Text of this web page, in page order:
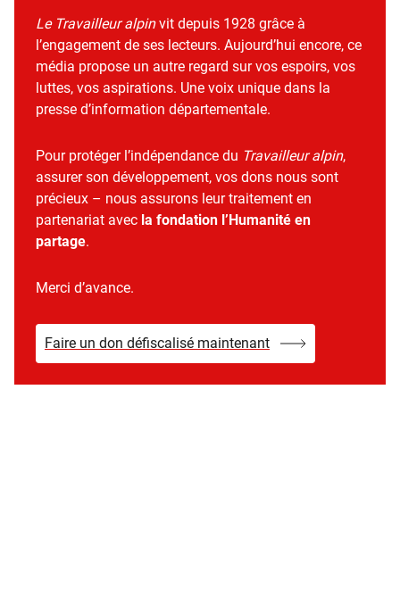
Le Travailleur alpinvit depuis 1928 grâce à
l’engagement de ses lecteurs. Aujourd’hui encore, ce
média propose un autre regard sur vos espoirs, vos
luttes, vos aspirations. Une voix unique dans la
presse d’information départementale.
Pour protéger l’indépendance du Travailleur alpin,
assurer son développement, vos dons nous sont
précieux – nous assurons leur traitement en
partenariat avec la fondation l’Humanité en
partage.
Merci d’avance.
Faire un don défiscalisé maintenant